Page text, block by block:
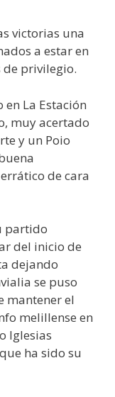
victorias una
a estar en
privilegio.
La Estación
muy acertado
y un Poio
de cara
partido
del inicio de
dejando
se puso
mantener el
melillense en
Iglesias
ha sido su